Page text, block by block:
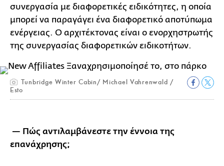
συνεργασία με διαφορετικές ειδικότητες, η οποία
μπορεί να παραγάγει ένα διαφορετικό αποτύπωμα
ενέργειας. Ο αρχιτέκτονας είναι ο ενορχηστρωτής
της συνεργασίας διαφορετικών ειδικοτήτων.
Tunbridge Winter Cabin/ Michael Vahrenwald /
Esto
— Πώς αντιλαμβάνεστε την έννοια της
επανάχρησης;